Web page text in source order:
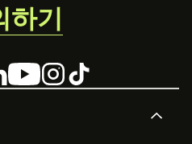
하기